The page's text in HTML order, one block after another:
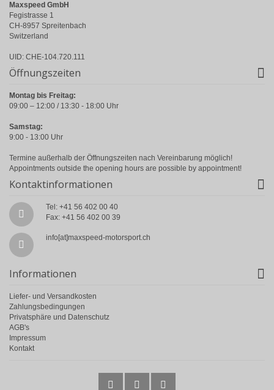
Maxspeed GmbH
Fegistrasse 1
CH-8957 Spreitenbach
Switzerland
UID: CHE-104.720.111
Öffnungszeiten
Montag bis Freitag:
09:00 – 12:00 / 13:30 - 18:00 Uhr
Samstag:
9:00 - 13:00 Uhr
Termine außerhalb der Öffnungszeiten nach Vereinbarung möglich!
Appointments outside the opening hours are possible by appointment!
Kontaktinformationen
Tel: +41 56 402 00 40
Fax: +41 56 402 00 39
info[at]maxspeed-motorsport.ch
Informationen
Liefer- und Versandkosten
Zahlungsbedingungen
Privatsphäre und Datenschutz
AGB's
Impressum
Kontakt